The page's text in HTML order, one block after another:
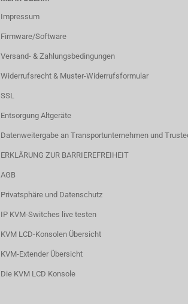
Impressum
Firmware/Software
Versand- & Zahlungsbedingungen
Widerrufsrecht & Muster-Widerrufsformular
SSL
Entsorgung Altgeräte
Datenweitergabe an Transportunternehmen und
ERKLÄRUNG ZUR BARRIEREFREIHEIT
AGB
Privatsphäre und Datenschutz
IP KVM-Switches live testen
KVM LCD-Konsolen Übersicht
KVM-Extender Übersicht
Die KVM LCD Konsole